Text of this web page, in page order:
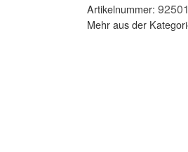
Artikelnummer:
Mehr aus der